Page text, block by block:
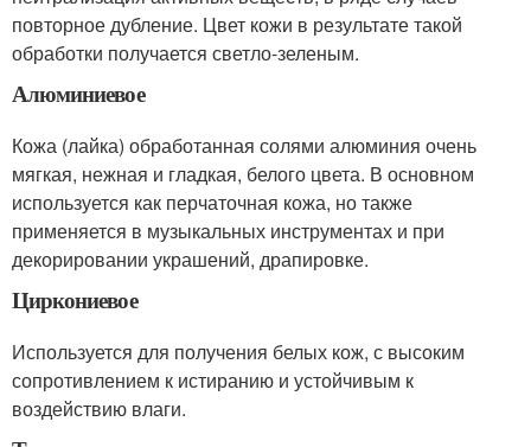
повторное дубление. Цвет кожи в результате такой
обработки получается светло-зеленым.
Алюминиевое
Кожа (лайка) обработанная солями алюминия очень
мягкая, нежная и гладкая, белого цвета. В основном
используется как перчаточная кожа, но также
применяется в музыкальных инструментах и при
декорировании украшений, драпировке.
Циркониевое
Используется для получения белых кож, с высоким
сопротивлением к истиранию и устойчивым к
воздействию влаги.